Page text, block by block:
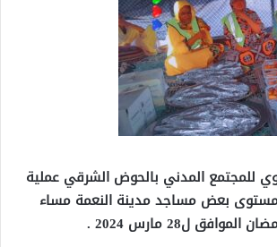
للمجتمع المدني بالحوض الشرقي عملية
بعض مساجد مدينة النعمة مساء